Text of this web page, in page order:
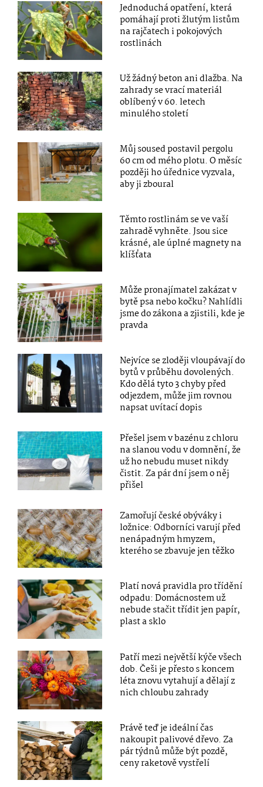
Jednoduchá opatření, která
pomáhají proti žlutým listům
na rajčatech i pokojových
rostlinách
Už žádný beton ani dlažba. Na
zahrady se vrací materiál
oblíbený v 60. letech
minulého století
Můj soused postavil pergolu
60 cm od mého plotu. O měsíc
později ho úřednice vyzvala,
aby ji zboural
Těmto rostlinám se ve vaší
zahradě vyhněte. Jsou sice
krásné, ale úplné magnety na
klíšťata
Může pronajímatel zakázat v
bytě psa nebo kočku? Nahlídli
jsme do zákona a zjistili, kde je
pravda
Nejvíce se zloději vloupávají do
bytů v průběhu dovolených.
Kdo dělá tyto 3 chyby před
odjezdem, může jim rovnou
napsat uvítací dopis
Přešel jsem v bazénu z chloru
na slanou vodu v domnění, že
už ho nebudu muset nikdy
čistit. Za pár dní jsem o něj
přišel
Zamořují české obýváky i
ložnice: Odborníci varují před
nenápadným hmyzem,
kterého se zbavuje jen těžko
Platí nová pravidla pro třídění
odpadu: Domácnostem už
nebude stačit třídit jen papír,
plast a sklo
Patří mezi největší kýče všech
dob. Češi je přesto s koncem
léta znovu vytahují a dělají z
nich chloubu zahrady
Právě teď je ideální čas
nakoupit palivové dřevo. Za
pár týdnů může být pozdě,
ceny raketově vystřelí